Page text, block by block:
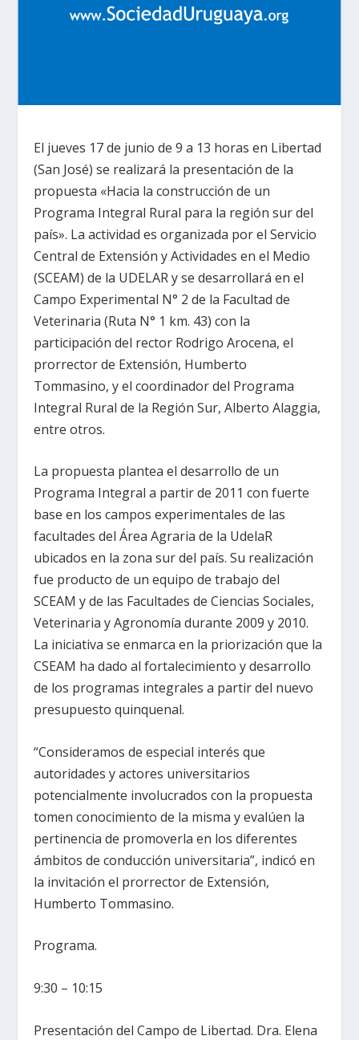
El jueves 17 de junio de 9 a 13 horas en Libertad
(San José) se realizará la presentación de la
propuesta «Hacia la construcción de un
Programa Integral Rural para la región sur del
país». La actividad es organizada por el Servicio
Central de Extensión y Actividades en el Medio
(SCEAM) de la UDELAR y se desarrollará en el
Campo Experimental N° 2 de la Facultad de
Veterinaria (Ruta N° 1 km. 43) con la
participación del rector Rodrigo Arocena, el
prorrector de Extensión, Humberto
Tommasino, y el coordinador del Programa
Integral Rural de la Región Sur, Alberto Alaggia,
entre otros.
La propuesta plantea el desarrollo de un
Programa Integral a partir de 2011 con fuerte
base en los campos experimentales de las
facultades del Área Agraria de la UdelaR
ubicados en la zona sur del país. Su realización
fue producto de un equipo de trabajo del
SCEAM y de las Facultades de Ciencias Sociales,
Veterinaria y Agronomía durante 2009 y 2010.
La iniciativa se enmarca en la priorización que la
CSEAM ha dado al fortalecimiento y desarrollo
de los programas integrales a partir del nuevo
presupuesto quinquenal.
“Consideramos de especial interés que
autoridades y actores universitarios
potencialmente involucrados con la propuesta
tomen conocimiento de la misma y evalúen la
pertinencia de promoverla en los diferentes
ámbitos de conducción universitaria”, indicó en
la invitación el prorrector de Extensión,
Humberto Tommasino.
Programa.
9:30 – 10:15
Presentación del Campo de Libertad. Dra. Elena